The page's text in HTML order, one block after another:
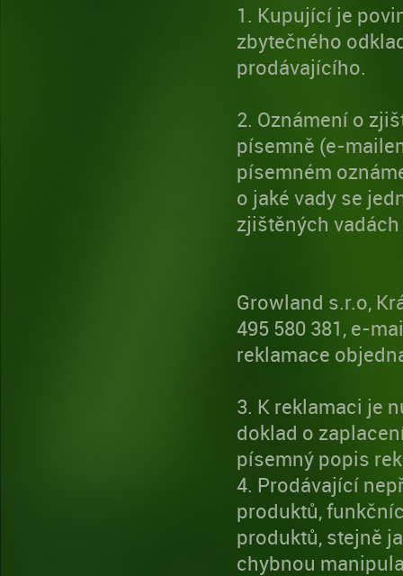
1. Kupující je
zbytečného
prodávajícího.
2. Oznámení o
písemně (e-
písemném
o jaké vady se
zjištěných
Growland s.r.o,
495 580 381, e-
reklamace
3. K reklamaci je
doklad o
písemný popis
4. Prodávající
produktů,
produktů, stejně
chybnou